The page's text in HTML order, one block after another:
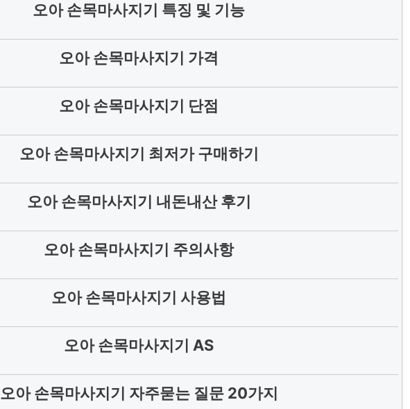
오아 손목마사지기 특징 및 기능
오아 손목마사지기 가격
오아 손목마사지기 단점
오아 손목마사지기 최저가 구매하기
오아 손목마사지기 내돈내산 후기
오아 손목마사지기 주의사항
오아 손목마사지기 사용법
오아 손목마사지기 AS
오아 손목마사지기 자주묻는 질문 20가지